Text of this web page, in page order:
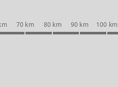
70 km 80 km 90 km 100 km